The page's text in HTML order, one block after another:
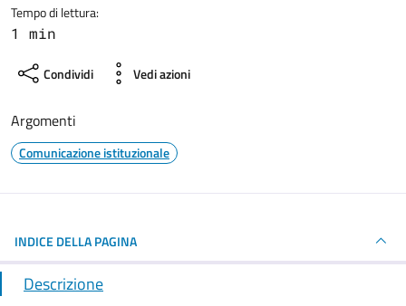
Tempo di lettura:
1 min
Condividi Vedi azioni
Argomenti
Comunicazione istituzionale
INDICE DELLA PAGINA
Descrizione